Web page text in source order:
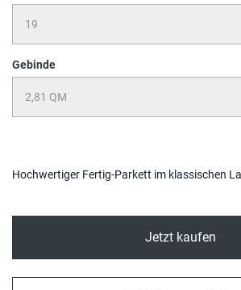
Hochwertiger Fertig-Parkett im klassischen
Gebinde
Jetzt kaufen